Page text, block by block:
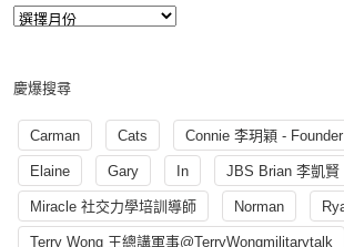
慶爆搜尋
Carman Cats Connie 李玥穎 -
Elaine Gary In JBS Brian 李凱賢
Miracle 社交力學培訓導師 Norman
Terry Wong 王總講軍事@TerryWongmilitarytalk